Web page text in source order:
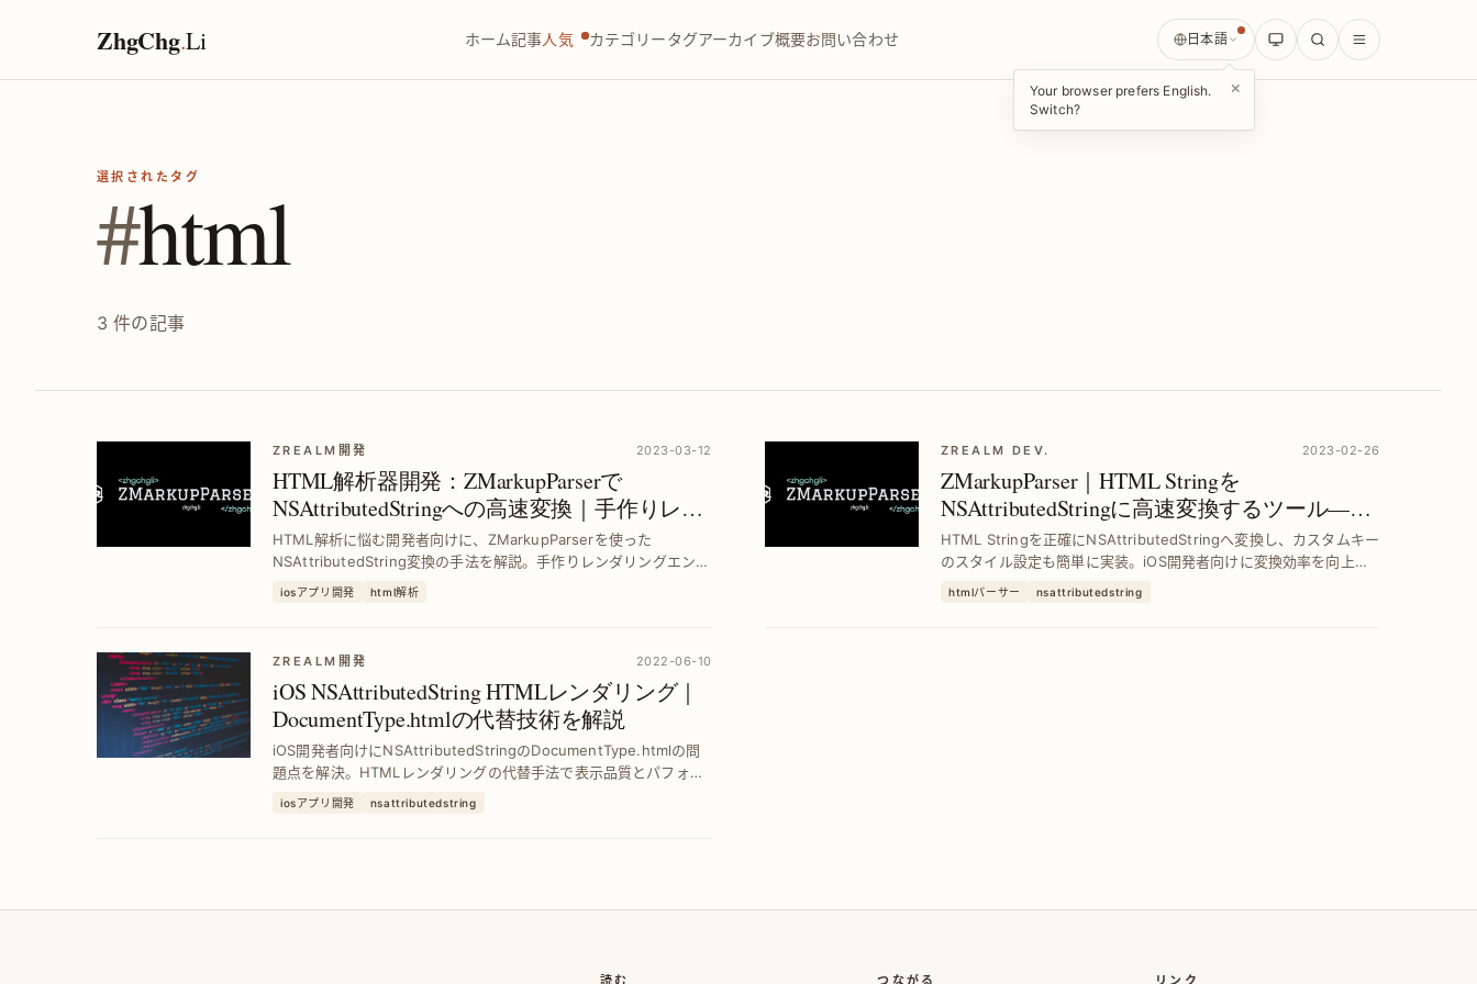
ZhgChg.Li ホーム記事人気 カテゴリータグアーカイブ概要お問い合わせ 日本語
Your browser prefers English.
Switch?
×
選択されたタグ
#html
3 件の記事
ZREALM開発 2023-03-12
HTML解析器開発：ZMarkupParserで
NSAttributedStringへの高速変換｜手作りレン
ダリングエンジンの実践
HTML解析に悩む開発者向けに、ZMarkupParserを使った
NSAttributedString変換の手法を解説。手作りレンダリングエンジ
ンで高速かつ正確な描画を実現し、開発効率と表示品質を大幅に向
iosアプリ開発 html解析
ZREALM DEV. 2023-02-26
ZMarkupParser｜HTML Stringを
NSAttributedStringに高速変換するツール—ス
タイル設定対応
HTML Stringを正確にNSAttributedStringへ変換し、カスタムキー
のスタイル設定も簡単に実装。iOS開発者向けに変換効率を向上さ
せ、UI表現力を強化します。
htmlパーサー nsattributedstring
ZREALM開発 2022-06-10
iOS NSAttributedString HTMLレンダリング｜
DocumentType.htmlの代替技術を解説
iOS開発者向けにNSAttributedStringのDocumentType.htmlの問
題点を解決。HTMLレンダリングの代替手法で表示品質とパフォー
マンスを向上させる具体的な方法を紹介します。
iosアプリ開発 nsattributedstring
読む つながる リンク